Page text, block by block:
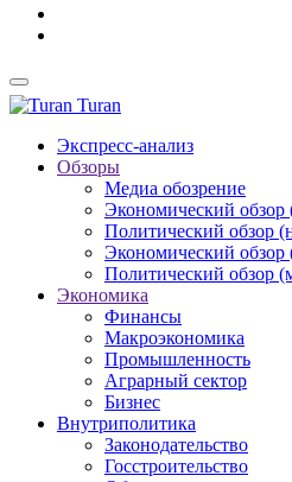
Turan
Экспресс-анализ
Обзоры
Медиа обозрение
Экономический обзор
Политический обзор
Экономический обзор
Политический обзор
Экономика
Финансы
Макроэкономика
Промышленность
Аграрный сектор
Бизнес
Внутриполитика
Законодательство
Госстроительство